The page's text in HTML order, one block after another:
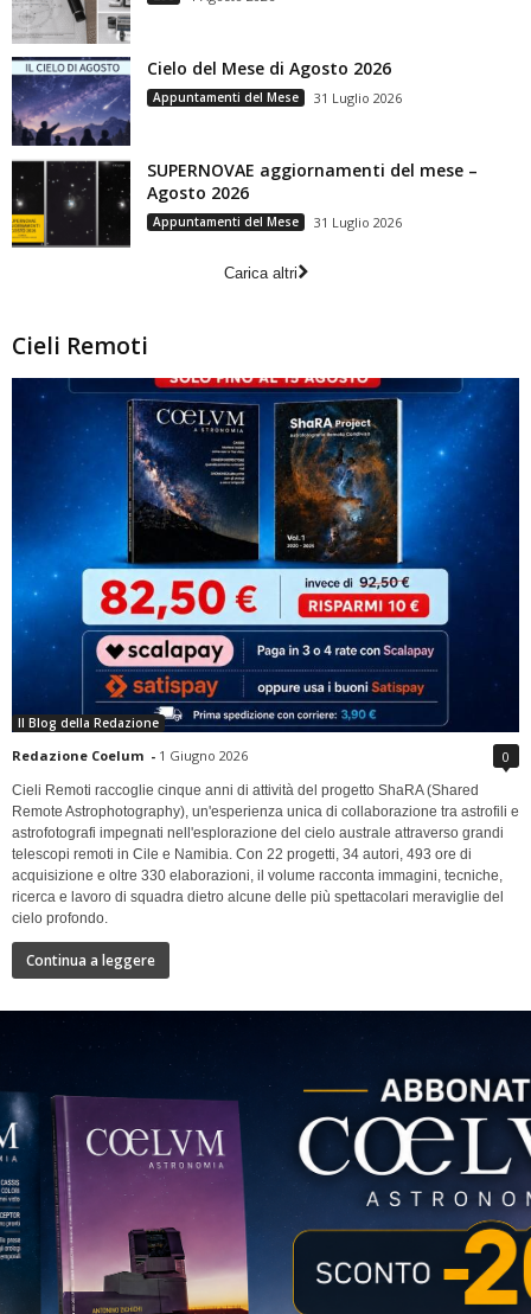
Cielo del Mese di Agosto 2026
Appuntamenti del Mese 31 Luglio 2026
SUPERNOVAE aggiornamenti del mese –
Agosto 2026
Appuntamenti del Mese 31 Luglio 2026
Carica altri
Cieli Remoti
Il Blog della Redazione
Redazione Coelum - 1 Giugno 2026 0
Cieli Remoti raccoglie cinque anni di attività del progetto ShaRA (Shared
Remote Astrophotography), un'esperienza unica di collaborazione tra astrofili e
astrofotografi impegnati nell'esplorazione del cielo australe attraverso grandi
telescopi remoti in Cile e Namibia. Con 22 progetti, 34 autori, 493 ore di
acquisizione e oltre 330 elaborazioni, il volume racconta immagini, tecniche,
ricerca e lavoro di squadra dietro alcune delle più spettacolari meraviglie del
cielo profondo.
Continua a leggere